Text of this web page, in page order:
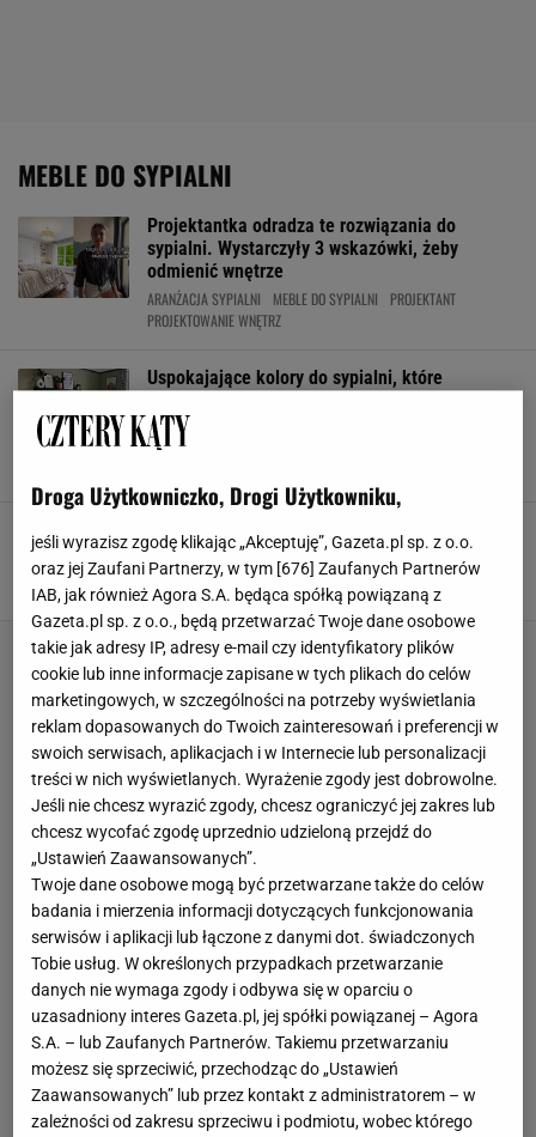
MEBLE DO SYPIALNI
Projektantka odradza te rozwiązania do
sypialni. Wystarczyły 3 wskazówki, żeby
odmienić wnętrze
ARANŻACJA SYPIALNI MEBLE DO SYPIALNI
PROJEKTANT
PROJEKTOWANIE WNĘTRZ
Uspokajające kolory do sypialni, które
Uśniesz w sekundę
ARANŻACJA SYPIALNI
Łóżko jednoosobowe do pokoju nastolatka.
Wybieramy najlepsze
INSPIRACJE MEBLE DO SYPIALNI POKÓJ NASTOLATKA PORADY
Droga Użytkowniczko, Drogi Użytkowniku,
jeśli wyrazisz zgodę klikając „Akceptuję”, Gazeta.pl sp. z o.o.
oraz jej Zaufani Partnerzy, w tym [ 676 ] Zaufanych Partnerów
IAB, jak również Agora S.A. będąca spółką powiązaną z
Gazeta.pl sp. z o.o., będą przetwarzać Twoje dane osobowe
takie jak adresy IP, adresy e-mail czy identyfikatory plików
cookie lub inne informacje zapisane w tych plikach do celów
marketingowych, w szczególności na potrzeby wyświetlania
reklam dopasowanych do Twoich zainteresowań i preferencji w
swoich serwisach, aplikacjach i w Internecie lub personalizacji
treści w nich wyświetlanych. Wyrażenie zgody jest dobrowolne.
Jeśli nie chcesz wyrazić zgody, chcesz ograniczyć jej zakres lub
chcesz wycofać zgodę uprzednio udzieloną przejdź do
„Ustawień Zaawansowanych”.
Twoje dane osobowe mogą być przetwarzane także do celów
badania i mierzenia informacji dotyczących funkcjonowania
serwisów i aplikacji lub łączone z danymi dot. świadczonych
Tobie usług. W określonych przypadkach przetwarzanie
danych nie wymaga zgody i odbywa się w oparciu o
uzasadniony interes Gazeta.pl, jej spółki powiązanej – Agora
S.A. – lub Zaufanych Partnerów. Takiemu przetwarzaniu
możesz się sprzeciwić, przechodząc do „Ustawień
Zaawansowanych” lub przez kontakt z administratorem – w
zależności od zakresu sprzeciwu i podmiotu, wobec którego